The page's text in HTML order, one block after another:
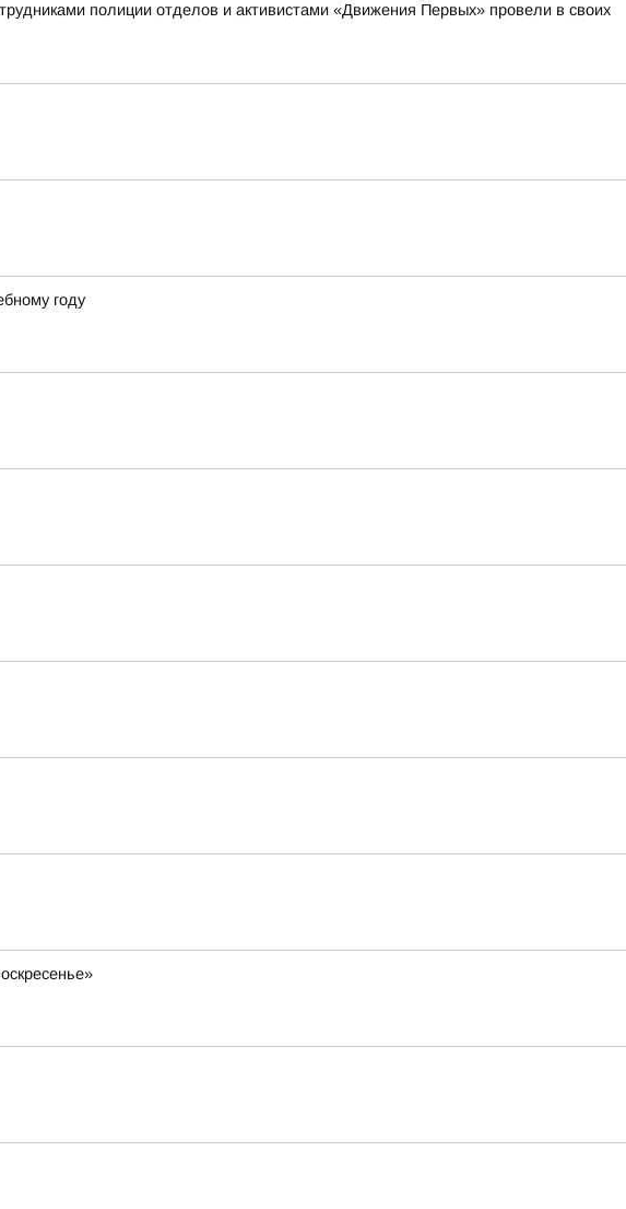
полиции отделов и активистами «Движения Первых» провели в своих
году